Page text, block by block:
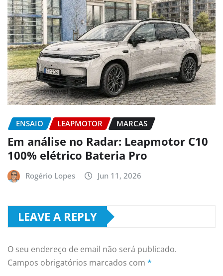
ENSAIO LEAPMOTOR MARCAS
Em análise no Radar: Leapmotor C10
100% elétrico Bateria Pro
Rogério Lopes Jun 11, 2026
LEAVE A REPLY
O seu endereço de email não será publicado.
Campos obrigatórios marcados com *